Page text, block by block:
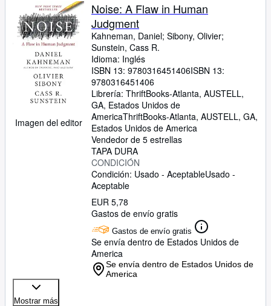
Imagen del editor
Noise: A Flaw in Human
Judgment
Kahneman, Daniel; Sibony, Olivier;
Sunstein, Cass R.
Idioma: Inglés
ISBN 13: 9780316451406ISBN 13:
9780316451406
Librería: ThriftBooks-Atlanta, AUSTELL,
GA, Estados Unidos de
AmericaThriftBooks-Atlanta, AUSTELL, GA,
Estados Unidos de America
Vendedor de 5 estrellas
TAPA DURA
CONDICIÓN
Condición: Usado - AceptableUsado -
Aceptable
EUR 5,78
Gastos de envío gratis
Gastos de envío gratis
Se envía dentro de Estados Unidos de
America
Se envía dentro de Estados Unidos de
America
Mostrar más